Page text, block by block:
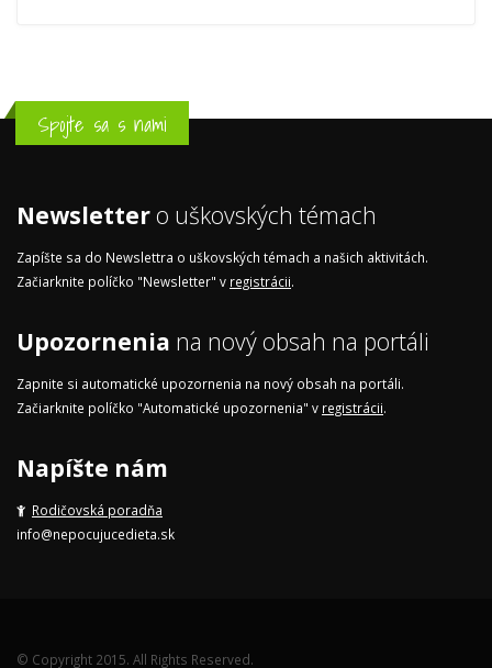
Spojte sa s nami
Newsletter o uškovských témach
Zapíšte sa do Newslettra o uškovských témach a našich aktivitách.
Začiarknite políčko "Newsletter" v registrácii.
Upozornenia na nový obsah na portáli
Zapnite si automatické upozornenia na nový obsah na portáli.
Začiarknite políčko "Automatické upozornenia" v registrácii.
Napíšte nám
Rodičovská poradňa
info@nepocujucedieta.sk
© Copyright 2015. All Rights Reserved.